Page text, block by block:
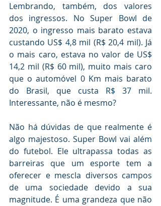
Lembrando, também, dos valores
dos ingressos. No Super Bowl de
2020, o ingresso mais barato estava
custando US$ 4,8 mil (R$ 20,4 mil). Já
o mais caro, estava no valor de US$
14,2 mil (R$ 60 mil), muito mais caro
que o automóvel 0 Km mais barato
do Brasil, que custa R$ 37 mil.
Interessante, não é mesmo?
Não há dúvidas de que realmente é
algo majestoso. Super Bowl vai além
do futebol. Ele ultrapassa todas as
barreiras que um esporte tem a
oferecer e mescla diversos campos
de uma sociedade devido a sua
magnitude. É uma grandeza que não